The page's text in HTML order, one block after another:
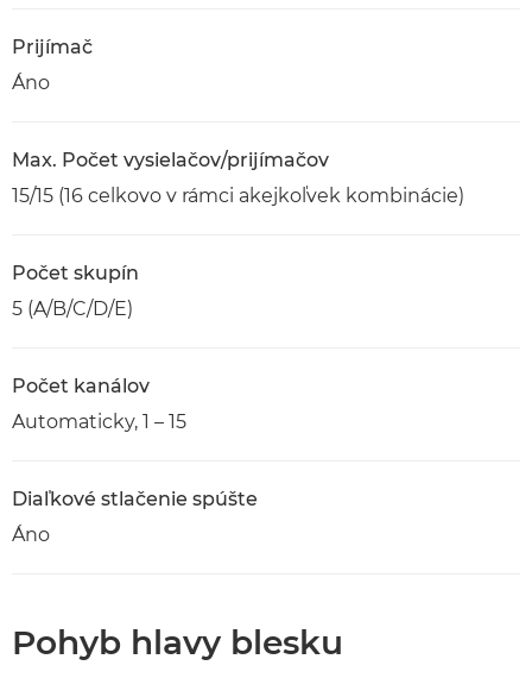
Prijímač
Áno
Max. Počet vysielačov/prijímačov
15/15 (16 celkovo v rámci akejkoľvek kombinácie)
Počet skupín
5 (A/B/C/D/E)
Počet kanálov
Automaticky, 1 – 15
Diaľkové stlačenie spúšte
Áno
Pohyb hlavy blesku